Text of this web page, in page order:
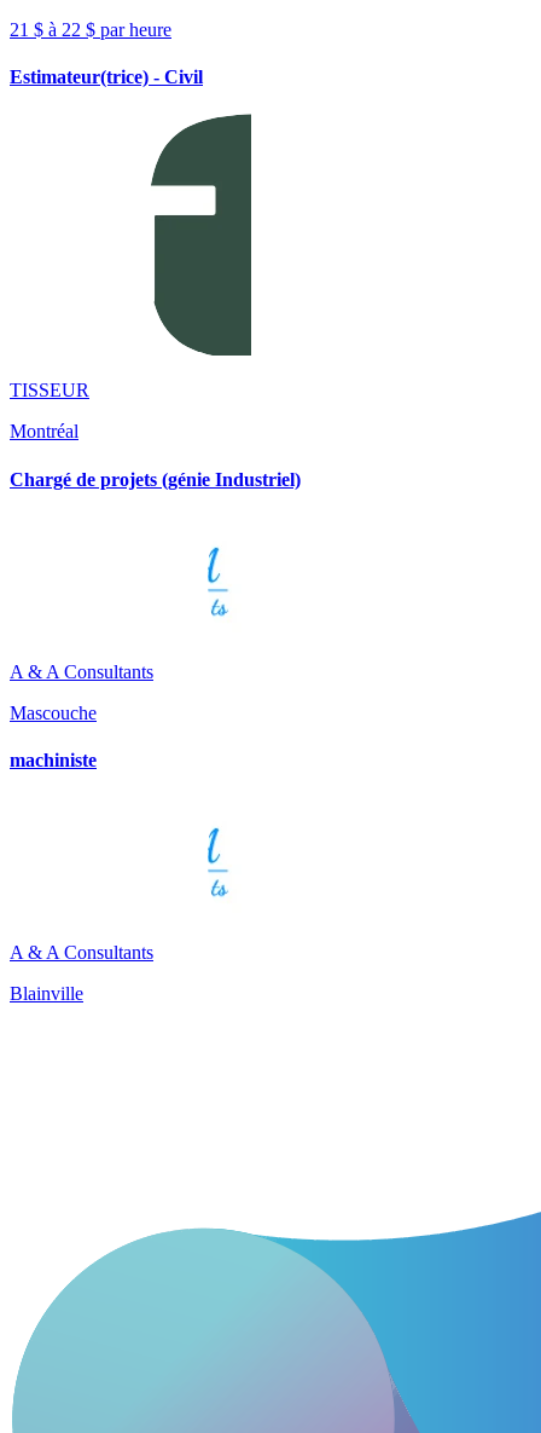
21 $ à 22 $ par heure
Estimateur(trice) - Civil
TISSEUR
Montréal
Chargé de projets (génie Industriel)
A & A Consultants
Mascouche
machiniste
A & A Consultants
Blainville